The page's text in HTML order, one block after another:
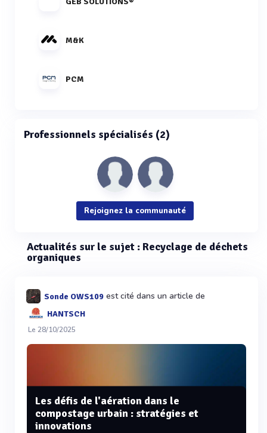
M&K
PCM
Professionnels spécialisés (2)
Rejoignez la communauté
Actualités sur le sujet : Recyclage de déchets
organiques
Sonde OWS109 est cité dans un article de
HANTSCH
Le 28/10/2025
Les défis de l'aération dans le
compostage urbain : stratégies et
innovations